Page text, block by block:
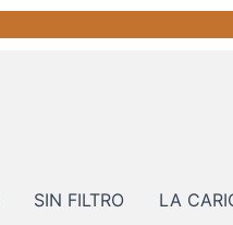
SIN FILTRO LA